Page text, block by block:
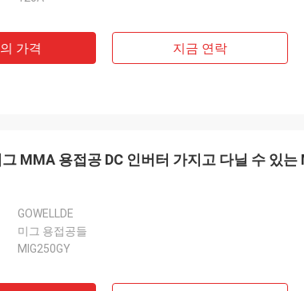
가격 지금 연락
MMA 용접공 DC 인버터 가지고 다닐 수 있는
GOWELLDE
미그 용접공들
MIG250GY